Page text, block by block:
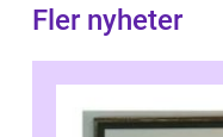
Fler nyheter